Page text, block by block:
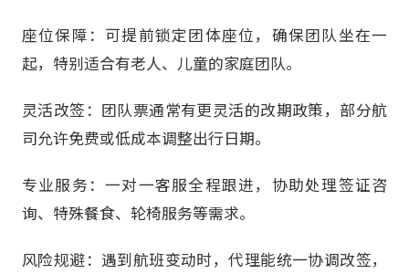
座位保障：可提前锁定团体座位，确保团队坐在一
起，特别适合有老人、儿童的家庭团队。
灵活改签：团队票通常有更灵活的改期政策，部分航
司允许免费或低成本调整出行日期。
专业服务：一对一客服全程跟进，协助处理签证咨
询、特殊餐食、轮椅服务等需求。
风险规避：遇到航班变动时，代理能统一协调改签，